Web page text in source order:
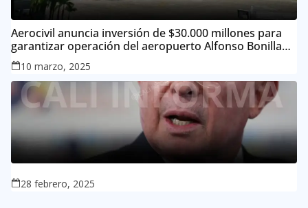
Aerocivil anuncia inversión de $30.000 millones para
garantizar operación del aeropuerto Alfonso Bonilla
Aragón
10 marzo, 2025
28 febrero, 2025